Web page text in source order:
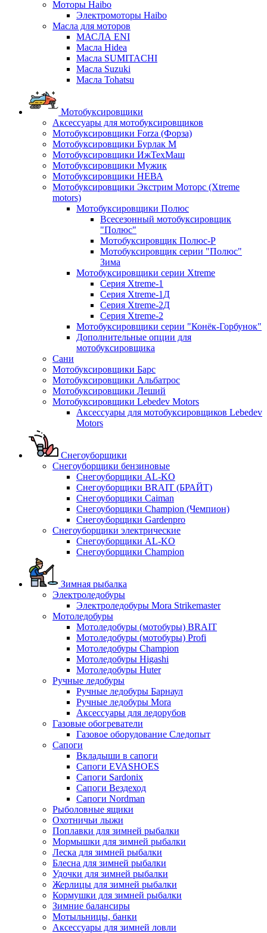
Моторы Haibo
Электромоторы Haibo
Масла для моторов
МАСЛА ENI
Масла Hidea
Масла SUMITACHI
Масла Suzuki
Масла Tohatsu
Мотобуксировщики
Аксессуары для мотобуксировщиков
Мотобуксировщики Forza (Форза)
Мотобуксировщики Бурлак М
Мотобуксировщики ИжТехМаш
Мотобуксировщики Мужик
Мотобуксировщики НЕВА
Мотобуксировщики Экстрим Моторс (Xtreme
motors)
Мотобуксировщики Полюс
Всесезонный мотобуксировщик
"Полюс"
Мотобуксировщик Полюс-Р
Мотобуксировщик серии "Полюс"
Зима
Мотобуксировщики серии Xtreme
Серия Xtreme-1
Серия Xtreme-1Д
Серия Xtreme-2Д
Серия Xtreme-2
Мотобуксировщики серии "Конёк-Горбунок"
Дополнительные опции для
мотобуксировщика
Сани
Мотобуксировщики Барс
Мотобуксировщики Альбатрос
Мотобуксировщики Леший
Мотобуксировщики Lebedev Motors
Аксессуары для мотобуксировщиков Lebedev
Motors
Снегоуборщики
Снегоуборщики бензиновые
Снегоуборщики AL-KO
Снегоуборщики BRAIT (БРАЙТ)
Снегоуборщики Caiman
Снегоуборщики Champion (Чемпион)
Снегоуборщики Gardenpro
Снегоуборщики электрические
Снегоуборщики AL-KO
Снегоуборщики Champion
Зимная рыбалка
Электроледобуры
Электроледобуры Mora Strikemaster
Мотоледобуры
Мотоледобуры (мотобуры) BRAIT
Мотоледобуры (мотобуры) Profi
Мотоледобуры Champion
Мотоледобуры Higashi
Мотоледобуры Huter
Ручные ледобуры
Ручные ледобуры Барнаул
Ручные ледобуры Mora
Аксессуары для ледорубов
Газовые обогреватели
Газовое оборудование Следопыт
Сапоги
Вкладыши в сапоги
Сапоги EVASHOES
Сапоги Sardonix
Сапоги Вездеход
Сапоги Nordman
Рыболовные ящики
Охотничьи лыжи
Поплавки для зимней рыбалки
Мормышки для зимней рыбалки
Леска для зимней рыбалки
Блесна для зимней рыбалки
Удочки для зимней рыбалки
Жерлицы для зимней рыбалки
Кормушки для зимней рыбалки
Зимние балансиры
Мотыльницы, банки
Аксессуары для зимней ловли